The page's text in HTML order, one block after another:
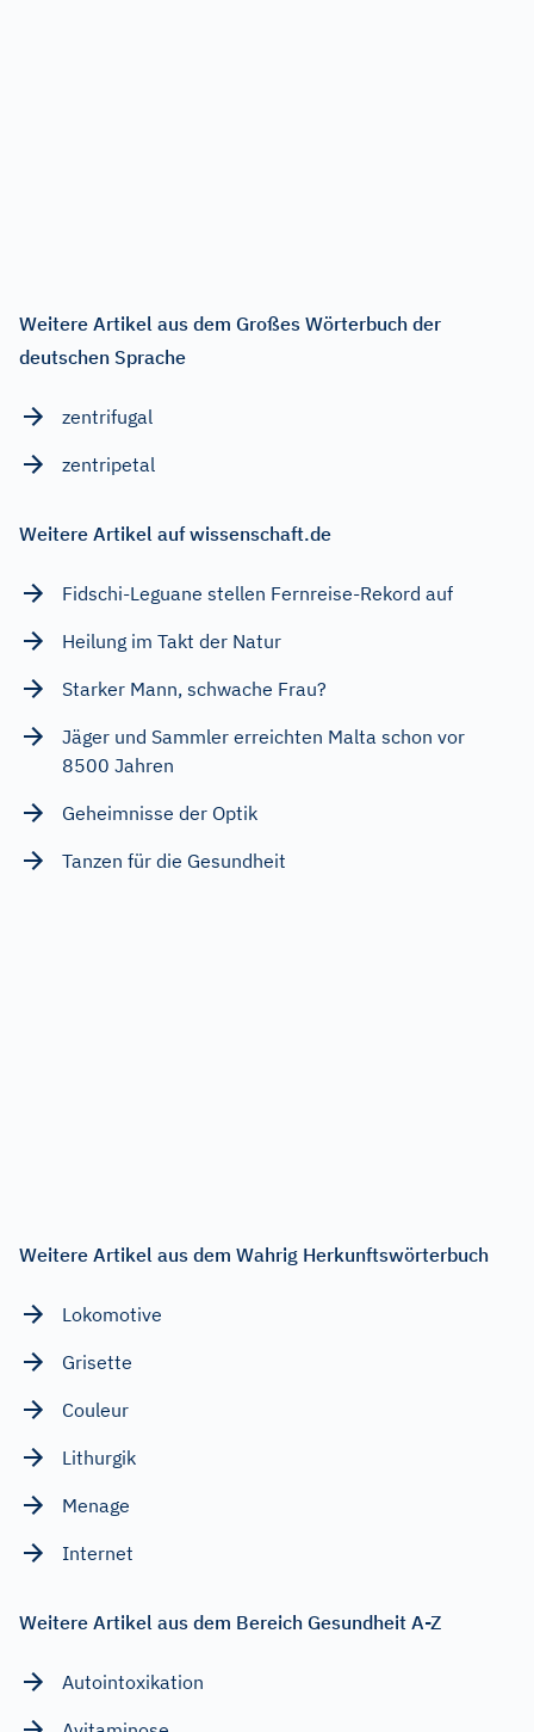
Weitere Artikel aus dem Großes Wörterbuch der
deutschen Sprache
zentrifugal
zentripetal
Weitere Artikel auf wissenschaft.de
Fidschi-Leguane stellen Fernreise-Rekord auf
Heilung im Takt der Natur
Starker Mann, schwache Frau?
Jäger und Sammler erreichten Malta schon vor
8500 Jahren
Geheimnisse der Optik
Tanzen für die Gesundheit
Weitere Artikel aus dem Wahrig Herkunftswörterbuch
Lokomotive
Grisette
Couleur
Lithurgik
Menage
Internet
Weitere Artikel aus dem Bereich Gesundheit A-Z
Autointoxikation